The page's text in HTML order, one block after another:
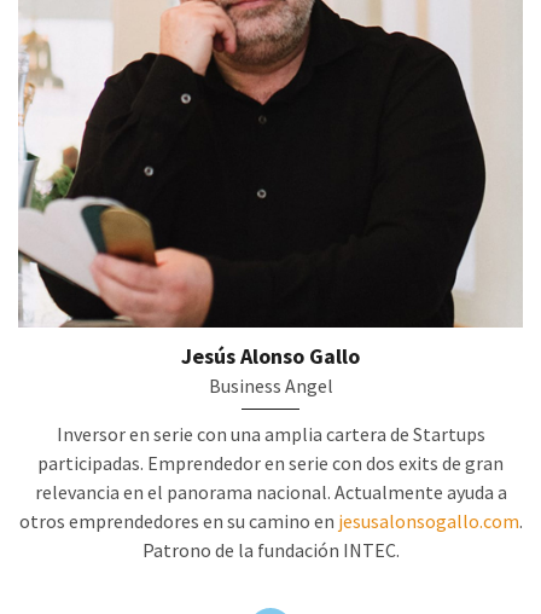
Jesús Alonso Gallo
Business Angel
Inversor en serie con una amplia cartera de Startups
participadas. Emprendedor en serie con dos exits de gran
relevancia en el panorama nacional. Actualmente ayuda a
otros emprendedores en su camino en jesusalonsogallo.com.
Patrono de la fundación INTEC.